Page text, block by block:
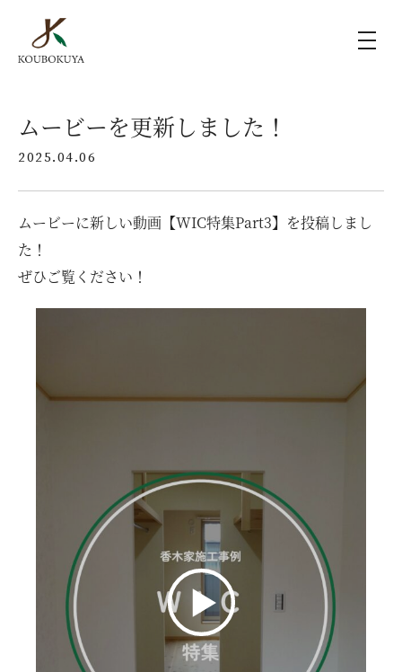
KOUBOKUYAの家づくり
施工事例
ラインナップ
モデルハウス（KOUBOX）
お客様の声
リノベーション
ペレットストーブ
よくある質問
ムービーを更新しました！
2025.04.06
ムービーに新しい動画【WIC特集Part3】を投稿しまし
た！
ぜひご覧ください！